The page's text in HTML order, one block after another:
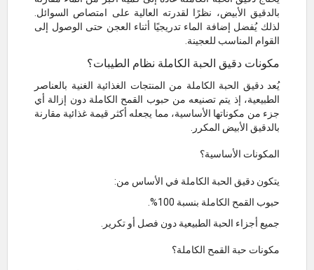
بالدقيق الأبيض، نظرًا لقدرته العالية على امتصاص السوائل.
لذلك يُفضل إضافة الماء تدريجيًا أثناء العجن حتى الوصول إلى
القوام المناسب للعجينة.
مكونات دقيق الحبة الكاملة نظام الطيبات؟
يُعد دقيق الحبة الكاملة من المنتجات الغذائية الغنية بالعناصر
الطبيعية، إذ يتم تصنيعه من حبوب القمح الكاملة دون إزالة أي
جزء من مكوناتها الأساسية، مما يجعله أكثر قيمة غذائية مقارنة
بالدقيق الأبيض المكرر.
المكونات الأساسية؟
يتكون دقيق الحبة الكاملة في الأساس من:
حبوب القمح الكاملة بنسبة 100%.
جميع أجزاء الحبة الطبيعية دون فصل أو تكرير.
مكونات حبة القمح الكاملة؟